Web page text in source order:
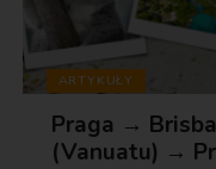
ARTYKUŁY
Praga →
(Vanuatu) →